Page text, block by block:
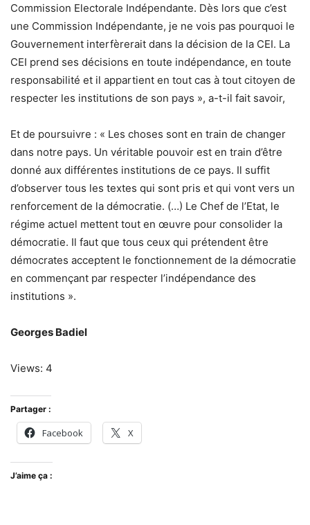
Commission Electorale Indépendante. Dès lors que c’est
une Commission Indépendante, je ne vois pas pourquoi le
Gouvernement interfèrerait dans la décision de la CEI. La
CEI prend ses décisions en toute indépendance, en toute
responsabilité et il appartient en tout cas à tout citoyen de
respecter les institutions de son pays », a-t-il fait savoir,
Et de poursuivre : « Les choses sont en train de changer
dans notre pays. Un véritable pouvoir est en train d’être
donné aux différentes institutions de ce pays. Il suffit
d’observer tous les textes qui sont pris et qui vont vers un
renforcement de la démocratie. (…) Le Chef de l’Etat, le
régime actuel mettent tout en œuvre pour consolider la
démocratie. Il faut que tous ceux qui prétendent être
démocrates acceptent le fonctionnement de la démocratie
en commençant par respecter l’indépendance des
institutions ».
Georges Badiel
Views: 4
Partager :
Facebook X
J’aime ça :